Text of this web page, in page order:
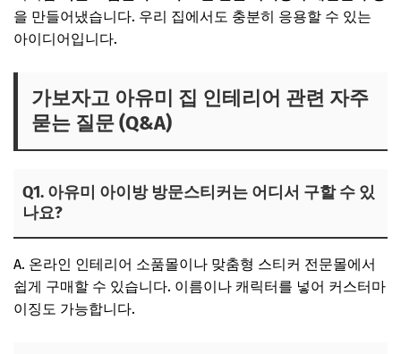
을 만들어냈습니다. 우리 집에서도 충분히 응용할 수 있는
아이디어입니다.
가보자고 아유미 집 인테리어 관련 자주
묻는 질문 (Q&A)
Q1. 아유미 아이방 방문스티커는 어디서 구할 수 있
나요?
A. 온라인 인테리어 소품몰이나 맞춤형 스티커 전문몰에서
쉽게 구매할 수 있습니다. 이름이나 캐릭터를 넣어 커스터마
이징도 가능합니다.